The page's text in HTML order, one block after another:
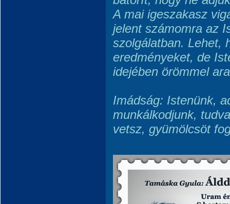
A mai igeszakasz
jelent számomra az
szolgálatban. Lehet,
eredményeket, de
idejében örömmel
Imádság: Istenünk,
munkálkodjunk,
vetsz, gyümölcsöt